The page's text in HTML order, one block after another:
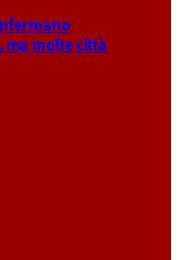
ma molte città